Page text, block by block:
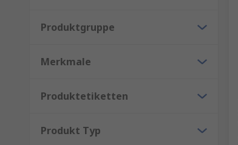
Produktgruppe
Merkmale
Produktetiketten
Produkt Typ